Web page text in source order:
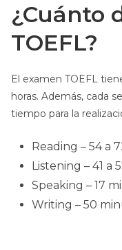
¿Cuánto
TOEFL?
El examen TOEFL
horas. Además, cada
tiempo para la
Reading – 54 a
Listening – 41 a
Speaking – 17
Writing – 50